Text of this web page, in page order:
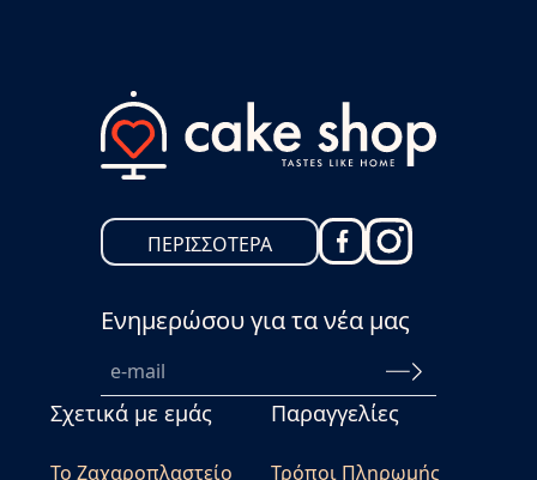
ΠΕΡΙΣΣΟΤΕΡΑ
Ενημερώσου για τα νέα μας
Σχετικά με εμάς
Το Ζαχαροπλαστείο
Παραγγελίες
Τρόποι Πληρωμής